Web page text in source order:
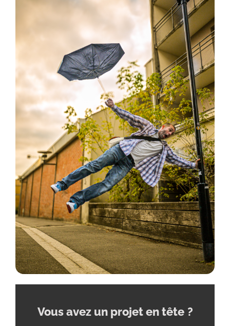
Vous avez un projet en tête ?